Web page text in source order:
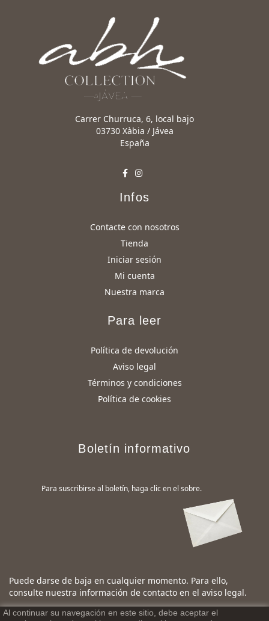
Al continuar su navegación en este sitio, debe aceptar el
Carrer Churruca, 6, local bajo
03730 Xàbia / Jávea
España
Infos
Contacte con nosotros
Tienda
Iniciar sesión
Mi cuenta
Nuestra marca
Para leer
Política de devolución
Aviso legal
Términos y condiciones
Política de cookies
Boletín informativo
Para suscribirse al boletín, haga clic en el sobre.
Puede darse de baja en cualquier momento. Para ello,
consulte nuestra información de contacto en el aviso legal.